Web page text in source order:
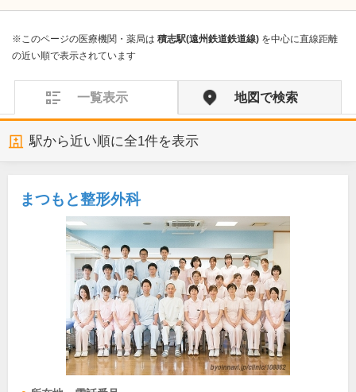
※このページの医療機関・薬局は 積志駅(遠州鉄道鉄道線) を中心に直線距離
の近い順で表示されています
一覧表示 地図で検索
駅から近い順に全1件を表示
まつもと整形外科